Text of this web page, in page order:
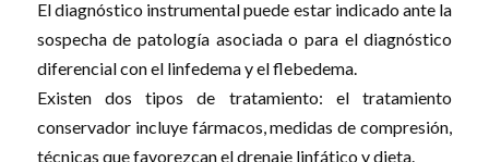
El diagnóstico instrumental puede estar indicado ante la
sospecha de patología asociada o para el diagnóstico
diferencial con el linfedema y el flebedema.
Existen dos tipos de tratamiento: el tratamiento
conservador incluye fármacos, medidas de compresión,
técnicas que favorezcan el drenaje linfático y dieta.